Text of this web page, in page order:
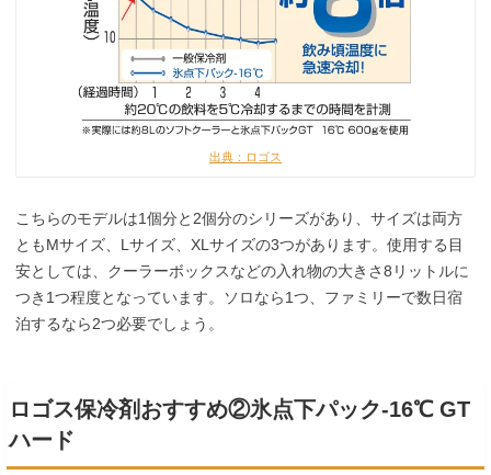
出典：ロゴス
こちらのモデルは1個分と2個分のシリーズがあり、サイズは両方
ともMサイズ、Lサイズ、XLサイズの3つがあります。使用する目
安としては、クーラーボックスなどの入れ物の大きさ8リットルに
つき1つ程度となっています。ソロなら1つ、ファミリーで数日宿
泊するなら2つ必要でしょう。
ロゴス保冷剤おすすめ②氷点下パック-16℃ GT
ハード